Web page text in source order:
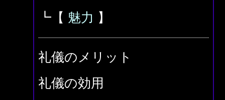
┗【 魅力 】
礼儀のメリット
礼儀の効用